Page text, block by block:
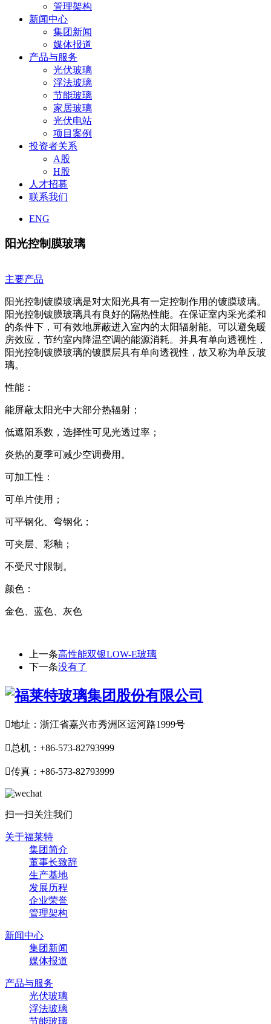
管理架构
新闻中心
集团新闻
媒体报道
产品与服务
光伏玻璃
浮法玻璃
节能玻璃
家居玻璃
光伏电站
项目案例
投资者关系
A股
H股
人才招募
联系我们
ENG
阳光控制膜玻璃
主要产品
阳光控制镀膜玻璃是对太阳光具有一定控制作用的镀膜玻璃。
阳光控制镀膜玻璃具有良好的隔热性能。在保证室内采光柔和
的条件下，可有效地屏蔽进入室内的太阳辐射能。可以避免暖
房效应，节约室内降温空调的能源消耗。并具有单向透视性，
阳光控制镀膜玻璃的镀膜层具有单向透视性，故又称为单反玻
璃。
性能：
能屏蔽太阳光中大部分热辐射；
低遮阳系数，选择性可见光透过率；
炎热的夏季可减少空调费用。
可加工性：
可单片使用；
可平钢化、弯钢化；
可夹层、彩釉；
不受尺寸限制。
颜色：
金色、蓝色、灰色
上一条高性能双银LOW-E玻璃
下一条没有了
地址：浙江省嘉兴市秀洲区运河路1999号
总机：+86-573-82793999
传真：+86-573-82793999
扫一扫关注我们
关于福莱特
集团简介
董事长致辞
生产基地
发展历程
企业荣誉
管理架构
新闻中心
集团新闻
媒体报道
产品与服务
光伏玻璃
浮法玻璃
节能玻璃